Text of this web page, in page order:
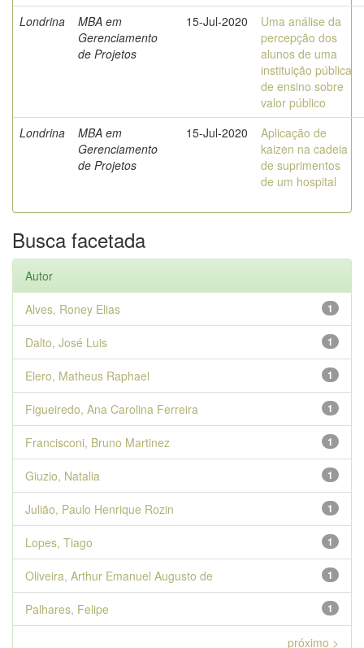
Londrina
MBA em
Gerenciamento
de Projetos
15-Jul-2020
Uma análise da
percepção dos
alunos de uma
instituição pública
de ensino sobre
valor público
Londrina
MBA em
Gerenciamento
de Projetos
15-Jul-2020
Aplicação de
kaizen na cadeia
de suprimentos
de um hospital
Busca facetada
Autor
1
Alves, Roney Elias
1
Dalto, José Luis
1
Elero, Matheus Raphael
1
Figueiredo, Ana Carolina Ferreira
1
Francisconi, Bruno Martinez
1
Giuzio, Natalia
1
Julião, Paulo Henrique Rozin
1
Lopes, Tiago
1
Oliveira, Arthur Emanuel Augusto de
1
Palhares, Felipe
próximo >